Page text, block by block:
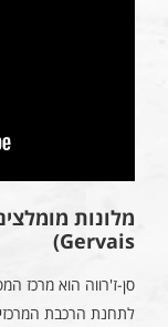
Gervais)
סן-ז'רווה הוא מרכז
לתחנת הרכבת